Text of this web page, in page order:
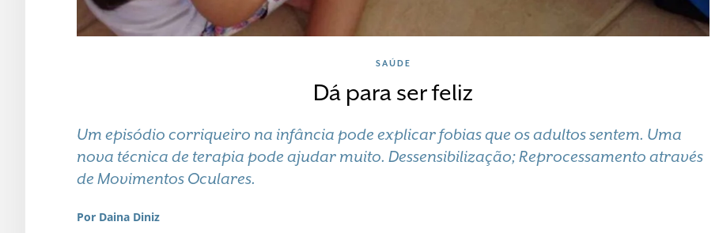
SAÚDE
Dá para ser feliz
Um episódio corriqueiro na infância pode explicar fobias que os adultos sentem. Uma
nova técnica de terapia pode ajudar muito. Dessensibilização; Reprocessamento através
de Movimentos Oculares.
Por Daina Diniz